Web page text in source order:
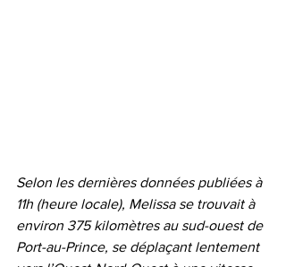
Selon les dernières données publiées à
11h (heure locale), Melissa se trouvait à
environ 375 kilomètres au sud-ouest de
Port-au-Prince, se déplaçant lentement